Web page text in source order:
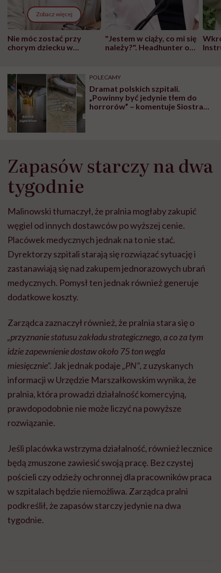
Zobacz więcej
Nie móc zostać przy
chorym dziecku w
może chyba tylko
głupota i brak
wyobraźni"
"Jestem w ciąży, co mi się
należy?". Headhunter o
pracy
POLECAMY
Dramat polskich szpitali.
„Powinny być jedynie tłem do
horrorów” – komentuje Siostra
Zapasów starczy na dwa
tygodnie
Malinowski tłumaczył, że pralnia mogłaby zakupić
węgiel od innych dostawców po wyższej cenie.
Placówek medycznych jednak na to nie stać.
Dyrektorzy szpitali starają się rozwiązać sytuację i
zastanawiają się nad zakupem jednorazowych ubrań
medycznych. Pomysł ten jednak również generuje
dodatkowe koszty.
Zarządca zaznaczył również, że pralnia stara się o
„przyznanie statusu zakładu strategicznego, a co za tym
idzie zapewnienie dostaw około 75 ton węgla
miesięcznie”. Jak jednak podaje„PN”, z uzyskanych
informacji w Urzędzie Marszałkowskim wynika, że
pralnia, która prowadzi działalność komercyjną,
prawdopodobnie nie może liczyć na powyższe
rozwiązanie.
Jeśli placówka wstrzyma działalność, również lecznice
będą zmuszone zawiesić swoją pracę. Bez czystej
pościeli czy odzieży ochronnej dla pracowników praca
w szpitalach będzie niemożliwa. Zarządca pralni
podkreślił, że zapasów starczy jedynie na dwa
tygodnie.